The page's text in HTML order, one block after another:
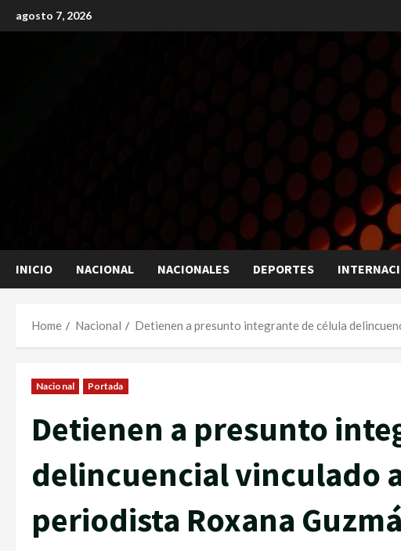
to
agosto 7, 2026
INICIO NACIONAL NACIONALES DEPORTES
Home Nacional Detienen a presunto integrante de célula
Nacional Portada
Detienen a presunto
delincuencial vinculado
periodista Roxana